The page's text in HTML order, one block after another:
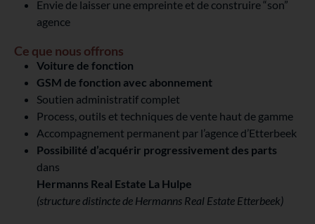
Envie de laisser une empreinte et de construire “son”
agence
Ce que nous offrons
Voiture de fonction
GSM de fonction avec abonnement
Soutien administratif complet
Process, outils et techniques de vente haut de gamme
Accompagnement permanent par l’agence d’Etterbeek
Possibilité d’acquérir progressivement des parts
dans
Hermanns Real Estate La Hulpe
(structure distincte de Hermanns Real Estate Etterbeek)